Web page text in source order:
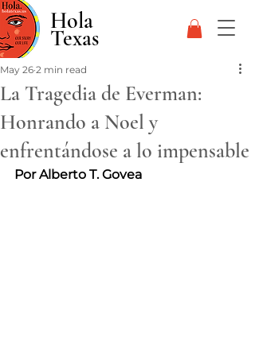
Hola
Texas
La Tragedia de Everman:
Honrando a Noel y
enfrentándose a lo impensable
May 26 2 min read
Por Alberto T. Govea